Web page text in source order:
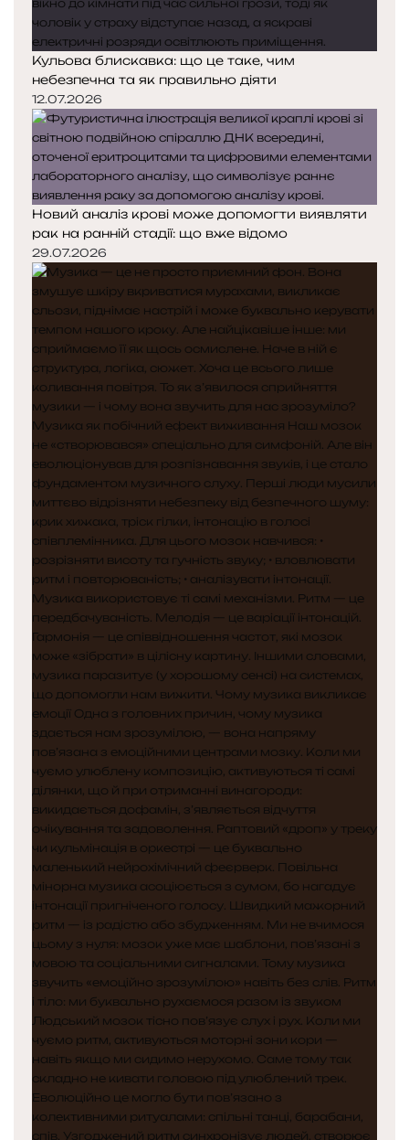
Кульова блискавка: що це таке, чим
небезпечна та як правильно діяти
12.07.2026
Новий аналіз крові може допомогти виявляти
рак на ранній стадії: що вже відомо
29.07.2026